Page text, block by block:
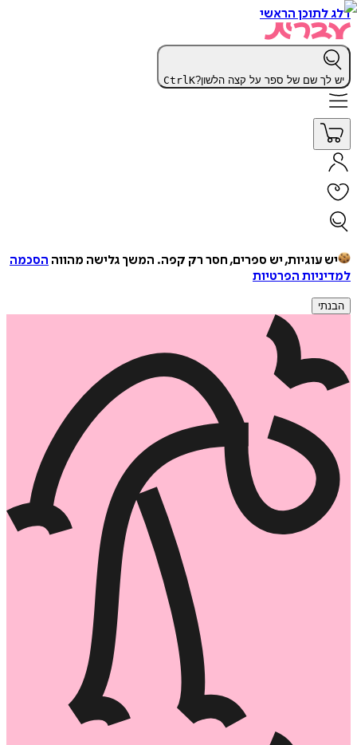
דלג לתוכן הראשי
יש לך שם של ספר על קצה הלשון? CtrlK
יש עוגיות, יש ספרים, חסר רק קפה. המשך גלישה מהווה הסכמה
למדיניות הפרטיות
הבנתי